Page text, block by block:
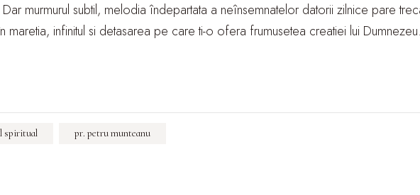
murmurul subtil, melodia îndepartata a neînsemnatelor datorii zilnice pare
infinitul si detasarea pe care ti-o ofera frumusetea creatiei lui Dumnezeu.
spiritual pr. petru munteanu